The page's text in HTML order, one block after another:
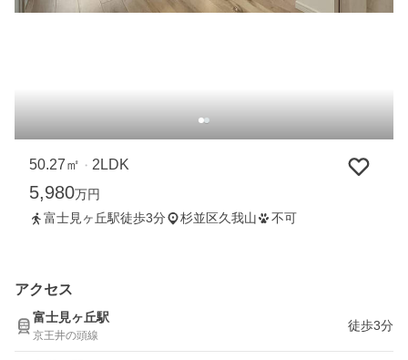
50.27㎡ ・ 2LDK
5,980万円
富士見ヶ丘駅徒歩3分
杉並区久我山 不可
アクセス
富士見ヶ丘駅
京王井の頭線
徒歩3分